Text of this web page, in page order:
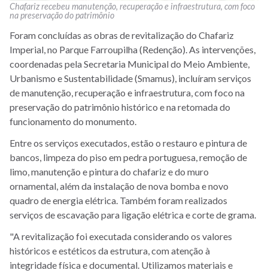
Chafariz recebeu manutenção, recuperação e infraestrutura, com foco
na preservação do patrimônio
Foram concluídas as obras de revitalização do Chafariz
Imperial, no Parque Farroupilha (Redenção). As intervenções,
coordenadas pela Secretaria Municipal do Meio Ambiente,
Urbanismo e Sustentabilidade (Smamus), incluíram serviços
de manutenção, recuperação e infraestrutura, com foco na
preservação do patrimônio histórico e na retomada do
funcionamento do monumento.
Entre os serviços executados, estão o restauro e pintura de
bancos, limpeza do piso em pedra portuguesa, remoção de
limo, manutenção e pintura do chafariz e do muro
ornamental, além da instalação de nova bomba e novo
quadro de energia elétrica. Também foram realizados
serviços de escavação para ligação elétrica e corte de grama.
"A revitalização foi executada considerando os valores
históricos e estéticos da estrutura, com atenção à
integridade física e documental. Utilizamos materiais e